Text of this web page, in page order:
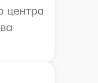
центра